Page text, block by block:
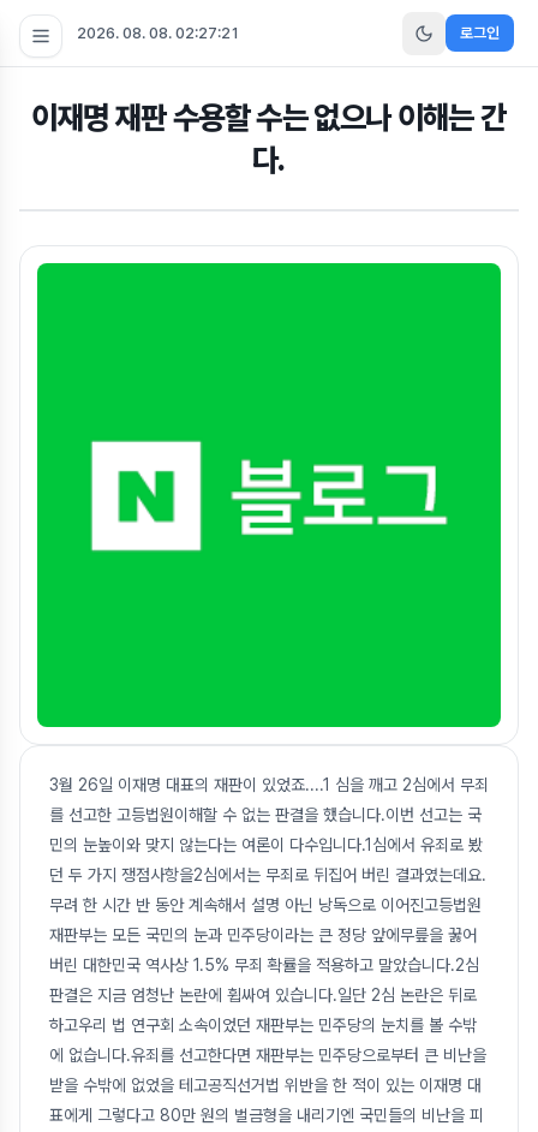
2026. 08. 08. 02:27:21 로그인
이재명 재판 수용할 수는 없으나 이해는 간
다.
3월 26일 이재명 대표의 재판이 있었죠....1 심을 깨고 2심에서 무죄
를 선고한 고등법원이해할 수 없는 판결을 했습니다.이번 선고는 국
민의 눈높이와 맞지 않는다는 여론이 다수입니다.1심에서 유죄로 봤
던 두 가지 쟁점사항을2심에서는 무죄로 뒤집어 버린 결과였는데요.
무려 한 시간 반 동안 계속해서 설명 아닌 낭독으로 이어진고등법원
재판부는 모든 국민의 눈과 민주당이라는 큰 정당 앞에무릎을 꿇어
버린 대한민국 역사상 1.5% 무죄 확률을 적용하고 말았습니다.2심
판결은 지금 엄청난 논란에 휩싸여 있습니다.일단 2심 논란은 뒤로
하고우리 법 연구회 소속이었던 재판부는 민주당의 눈치를 볼 수밖
에 없습니다.유죄를 선고한다면 재판부는 민주당으로부터 큰 비난을
받을 수밖에 없었을 테고공직선거법 위반을 한 적이 있는 이재명 대
표에게 그렇다고 80만 원의 벌금형을 내리기엔 국민들의 비난을 피